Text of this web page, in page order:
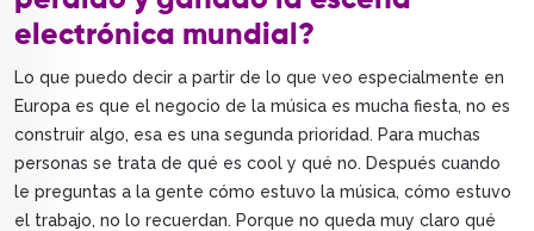
electrónica mundial?
Lo que puedo decir a partir de lo que veo especialmente en
Europa es que el negocio de la música es mucha fiesta, no es
construir algo, esa es una segunda prioridad. Para muchas
personas se trata de qué es cool y qué no. Después cuando
le preguntas a la gente cómo estuvo la música, cómo estuvo
el trabajo, no lo recuerdan. Porque no queda muy claro qué